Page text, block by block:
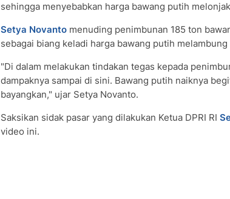
sehingga menyebabkan harga bawang putih
Setya Novanto menuding penimbunan 185 ton
sebagai biang keladi harga bawang putih
"Di dalam melakukan tindakan tegas kepada
dampaknya sampai di sini. Bawang putih naiknya
bayangkan," ujar Setya Novanto.
Saksikan sidak pasar yang dilakukan Ketua DPRI RI
video ini.